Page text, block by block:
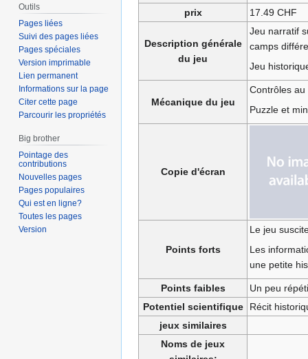
prix
17.49 CHF
Description générale
du jeu
Jeu narratif
camps
Jeu
Mécanique du jeu
Contrôles
Puzzle et
Copie d'écran
Points forts
Le jeu
Les
une petite
Points faibles
Un peu
Potentiel scientifique
Récit
jeux similaires
Noms de jeux
Outils
Pages liées
Suivi des pages liées
Pages spéciales
Version imprimable
Lien permanent
Informations sur la page
Citer cette page
Parcourir les propriétés
Big brother
Pointage des
contributions
Nouvelles pages
Pages populaires
Qui est en ligne?
Toutes les pages
Version